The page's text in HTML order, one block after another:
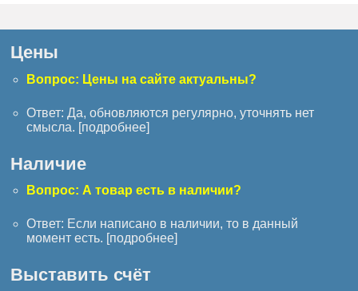
Цены
Вопрос: Цены на сайте актуальны?
Ответ: Да, обновляются регулярно, уточнять нет
смысла. [подробнее]
Наличие
Вопрос: А товар есть в наличии?
Ответ: Если написано в наличии, то в данный
момент есть. [подробнее]
Выставить счёт